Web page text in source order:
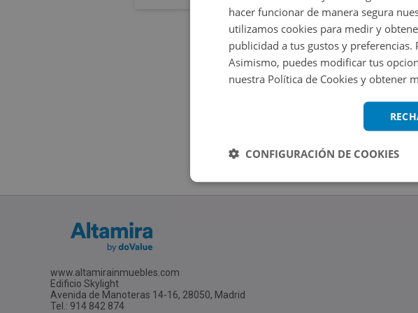
www.altamirainmuebles.com
Edificio Skylight
Avenida de Manoteras 14-16, 28050, Madrid
Tel.: 914 842 874
hacer funcionar de manera segura
utilizamos cookies para medir y
publicidad a tus gustos y
Asimismo, puedes modificar tus
nuestra Política de Cookies y obtener
CONFIGURACIÓN DE COOKIES